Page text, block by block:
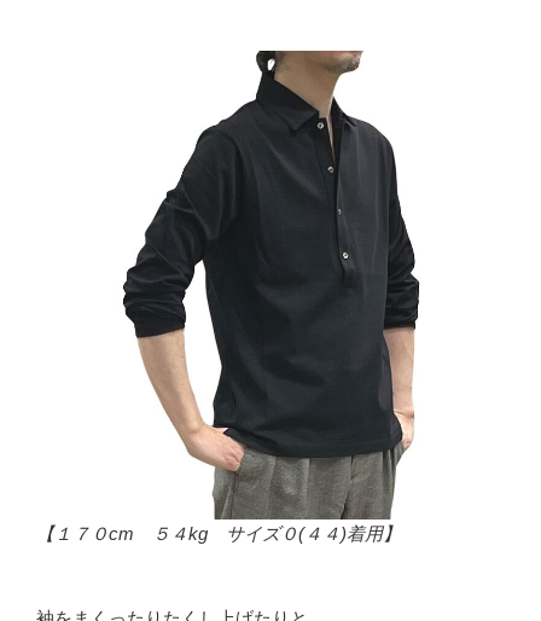
【１７０cm ５４kg サイズ０(４４)着用】